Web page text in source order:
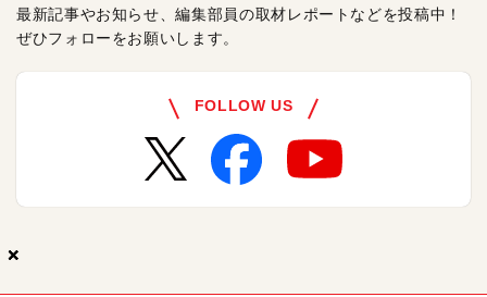
×
×
×
最新記事やお知らせ、編集部員の取材レポートなどを投稿中！
ぜひフォローをお願いします。
FOLLOW US